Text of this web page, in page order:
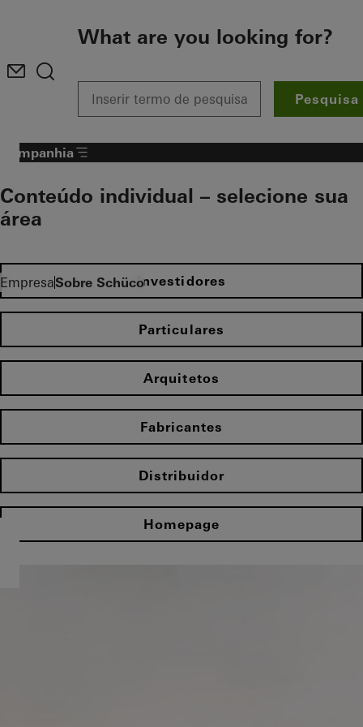
What are you looking for?
Pesquisa
EmpresaSobre Schüco
Companhia
Conteúdo individual – selecione sua
área​
Investidores
Particulares
Arquitetos
Fabricantes
Distribuidor
Homepage